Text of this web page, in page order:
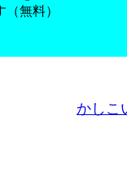
無料）
かしこ